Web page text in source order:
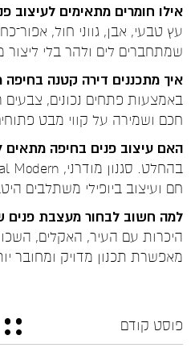
אילו חומרים מתאימים לעיצוב
עץ טבעי, אבן, גווני חול,
שמתחברים לים ולהר בלי ליצור
איך מתכננים דירה קטנה בחיפה
באמצעות פתחים נכונים, צבעים
חכם ושמירה על קווי מבט
האם עיצוב פנים בחיפה מתאים
חם ועיצוב ביופילי משתלבים
למה חשוב לבחור מעצבת פנים
היכרות עם העיר, האקלים,
מאפשרת תכנון מדויק ומחובר
פוסט קודם